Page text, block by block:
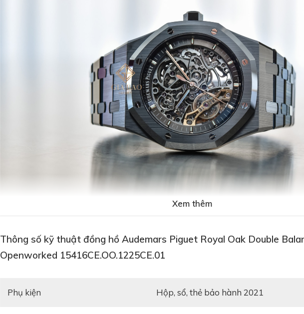
Đầu tiên, ta cần phân biệt rõ giữa các loại đồng hồ Skeleton. Skeleton về cơ
chi tiết máy trên mặt số. Nhưng độ tinh xảo của mỗi loại Skeleton thì lại
Xem thêm
Thông số kỹ thuật đồng hồ Audemars Piguet Royal Oak Double
Openworked 15416CE.OO.1225CE.01
Phụ kiện hộp, sổ, thẻ bảo hành 2021